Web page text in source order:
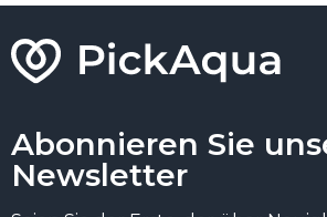
Abonnieren Sie
Newsletter